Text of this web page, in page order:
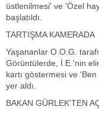
üstlenilmesi' ve 'Özel
başlatıldı.
TARTIŞMA KAMERADA
Yaşananlar O.O.G.
Görüntülerde, İ.E.'nin
kartı göstermesi ve
yer aldı.
BAKAN GÜRLEK'TEN